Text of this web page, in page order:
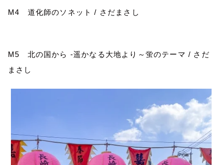
M4 道化師のソネット / さだまさし
M5 北の国から -遥かなる大地より～蛍のテーマ / さだ
まさし